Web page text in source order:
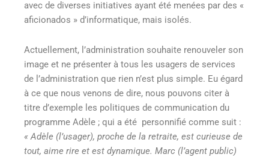
avec de diverses initiatives ayant été menées par des «
aficionados » d’informatique, mais isolés.
Actuellement, l’administration souhaite renouveler son
image et ne présenter à tous les usagers de services
de l’administration que rien n’est plus simple. Eu égard
à ce que nous venons de dire, nous pouvons citer à
titre d’exemple les politiques de communication du
programme Adèle ; qui a été personnifié comme suit :
« Adèle (l’usager), proche de la retraite, est curieuse de
tout, aime rire et est dynamique. Marc (l’agent public)